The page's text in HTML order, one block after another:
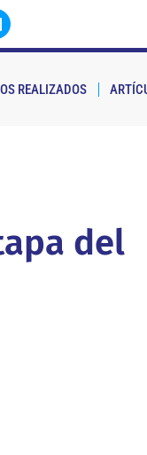
REALIZADOS
del